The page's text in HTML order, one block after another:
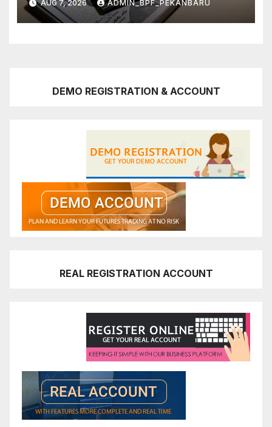
AUG 7, 2026 ADMIN_BPF_PEKANBARU
DEMO REGISTRATION & ACCOUNT
REAL REGISTRATION ACCOUNT